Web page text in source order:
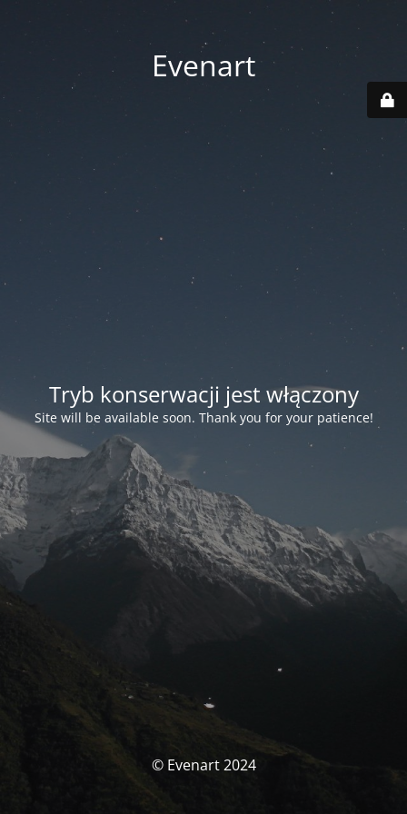
Evenart
Tryb konserwacji jest włączony
Site will be available soon. Thank you for your patience!
© Evenart 2024